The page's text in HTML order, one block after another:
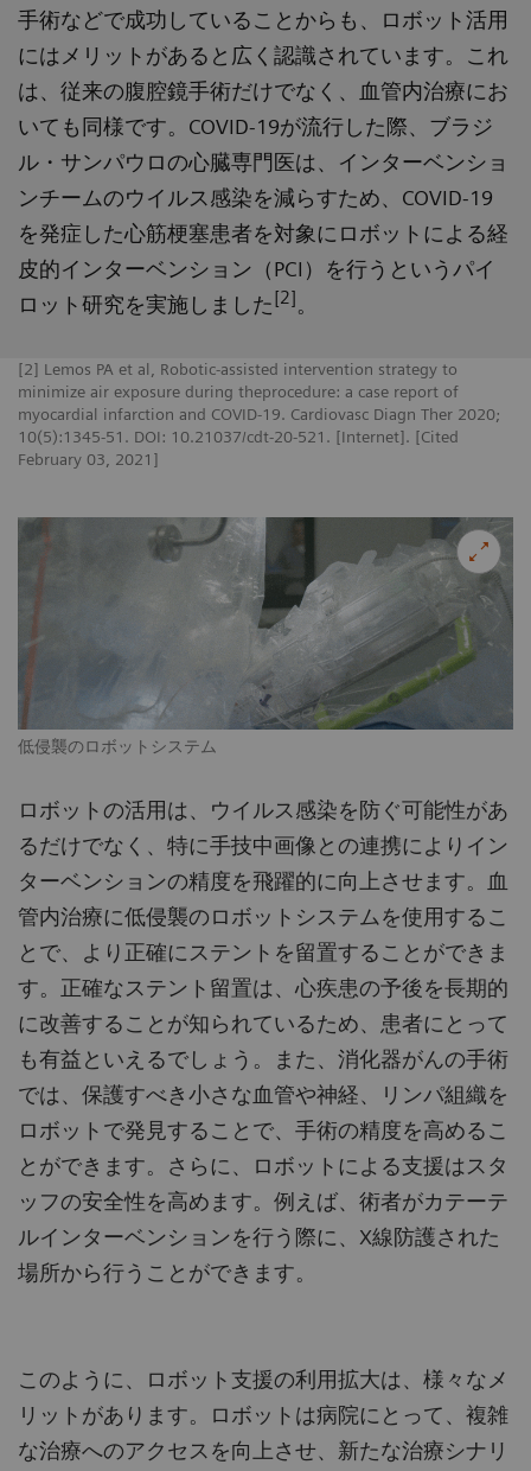
手術などで成功していることからも、ロボット活用
にはメリットがあると広く認識されています。これ
は、従来の腹腔鏡手術だけでなく、血管内治療にお
いても同様です。COVID-19が流行した際、ブラジ
ル・サンパウロの心臓専門医は、インターベンショ
ンチームのウイルス感染を減らすため、COVID-19
を発症した心筋梗塞患者を対象にロボットによる経
皮的インターベンション（PCI）を行うというパイ
ロット研究を実施しました[2]。
[2] Lemos PA et al, Robotic-assisted intervention strategy to
minimize air exposure during theprocedure: a case report of
myocardial infarction and COVID-19. Cardiovasc Diagn Ther 2020;
10(5):1345-51. DOI: 10.21037/cdt-20-521. [Internet]. [Cited
February 03, 2021]
低侵襲のロボットシステム
ロボットの活用は、ウイルス感染を防ぐ可能性があ
るだけでなく、特に手技中画像との連携によりイン
ターベンションの精度を飛躍的に向上させます。血
管内治療に低侵襲のロボットシステムを使用するこ
とで、より正確にステントを留置することができま
す。正確なステント留置は、心疾患の予後を長期的
に改善することが知られているため、患者にとって
も有益といえるでしょう。また、消化器がんの手術
では、保護すべき小さな血管や神経、リンパ組織を
ロボットで発見することで、手術の精度を高めるこ
とができます。さらに、ロボットによる支援はスタ
ッフの安全性を高めます。例えば、術者がカテーテ
ルインターベンションを行う際に、X線防護された
場所から行うことができます。
このように、ロボット支援の利用拡大は、様々なメ
リットがあります。ロボットは病院にとって、複雑
な治療へのアクセスを向上させ、新たな治療シナリ